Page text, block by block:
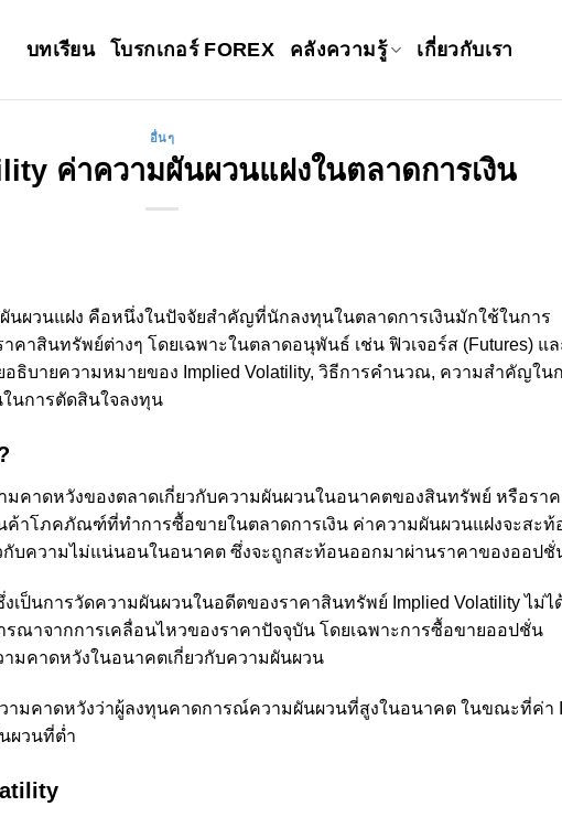
บทเรียน โบรกเกอร์ FOREX คลังความรู้ เกี่ยวกับเรา
อื่นๆ
ค่าความผันผวนแฝงในตลาดการเงิน
ผันผวนแฝง คือหนึ่งในปัจจัยสำคัญที่นักลงทุนในตลาดการเงินมักใช้ในการ
คาสินทรัพย์ต่างๆ โดยเฉพาะในตลาดอนุพันธ์ เช่น ฟิวเจอร์ส (Futures) แล
ธิบายความหมายของ Implied Volatility, วิธีการคำนวณ, ความสำคัญใน
นการตัดสินใจลงทุน
ามคาดหวังของตลาดเกี่ยวกับความผันผวนในอนาคตของสินทรัพย์ หรือรา
าโภคภัณฑ์ที่ทำการซื้อขายในตลาดการเงิน ค่าความผันผวนแฝงจะสะท้
บความไม่แน่นอนในอนาคต ซึ่งจะถูกสะท้อนออกมาผ่านราคาของออปชั่
งเป็นการวัดความผันผวนในอดีตของราคาสินทรัพย์ Implied Volatility ไม่ไ
ณาจากการเคลื่อนไหวของราคาปัจจุบัน โดยเฉพาะการซื้อขายออปชั่น
มคาดหวังในอนาคตเกี่ยวกับความผันผวน
ามคาดหวังว่าผู้ลงทุนคาดการณ์ความผันผวนที่สูงในอนาคต ในขณะที่ค่า
ผวนที่ต่ำ